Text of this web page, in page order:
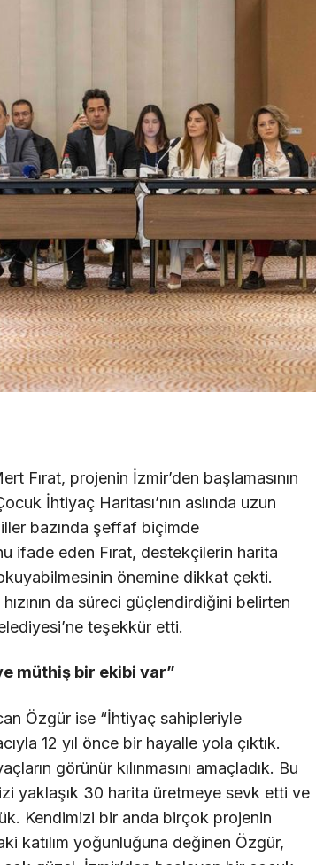
Fırat, projenin İzmir’den başlamasının
İhtiyaç Haritası’nın aslında uzun
bazında şeffaf biçimde
ifade eden Fırat, destekçilerin harita
önemine dikkat çekti.
da süreci güçlendirdiğini belirten
teşekkür etti.
müthiş bir ekibi var”
Özgür ise “İhtiyaç sahipleriyle
12 yıl önce bir hayalle yola çıktık.
görünür kılınmasını amaçladık. Bu
yaklaşık 30 harita üretmeye sevk etti ve
Kendimizi bir anda birçok projenin
katılım yoğunluğuna değinen Özgür,